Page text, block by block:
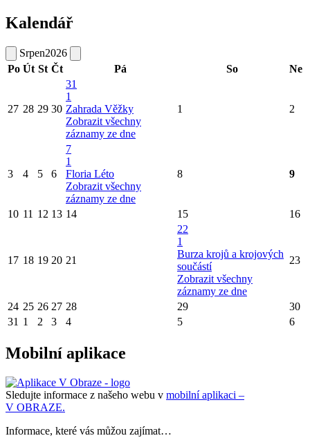
Kalendář
Srpen2026
Po Út St Čt Pá So Ne
27 28 29 30
31
1
Zahrada Věžky
Zobrazit všechny
záznamy ze dne
1 2
3 4 5 6
7
1
Floria Léto
Zobrazit všechny
záznamy ze dne
8 9
10 11 12 13 14 15 16
17 18 19 20 21
22
1
Burza krojů a krojových
součástí
Zobrazit všechny
záznamy ze dne
23
24 25 26 27 28 29
30
31 1 2 3 4 5 6
Mobilní aplikace
Sledujte informace z našeho webu v mobilní aplikaci –
V OBRAZE.
Informace, které vás můžou zajímat…